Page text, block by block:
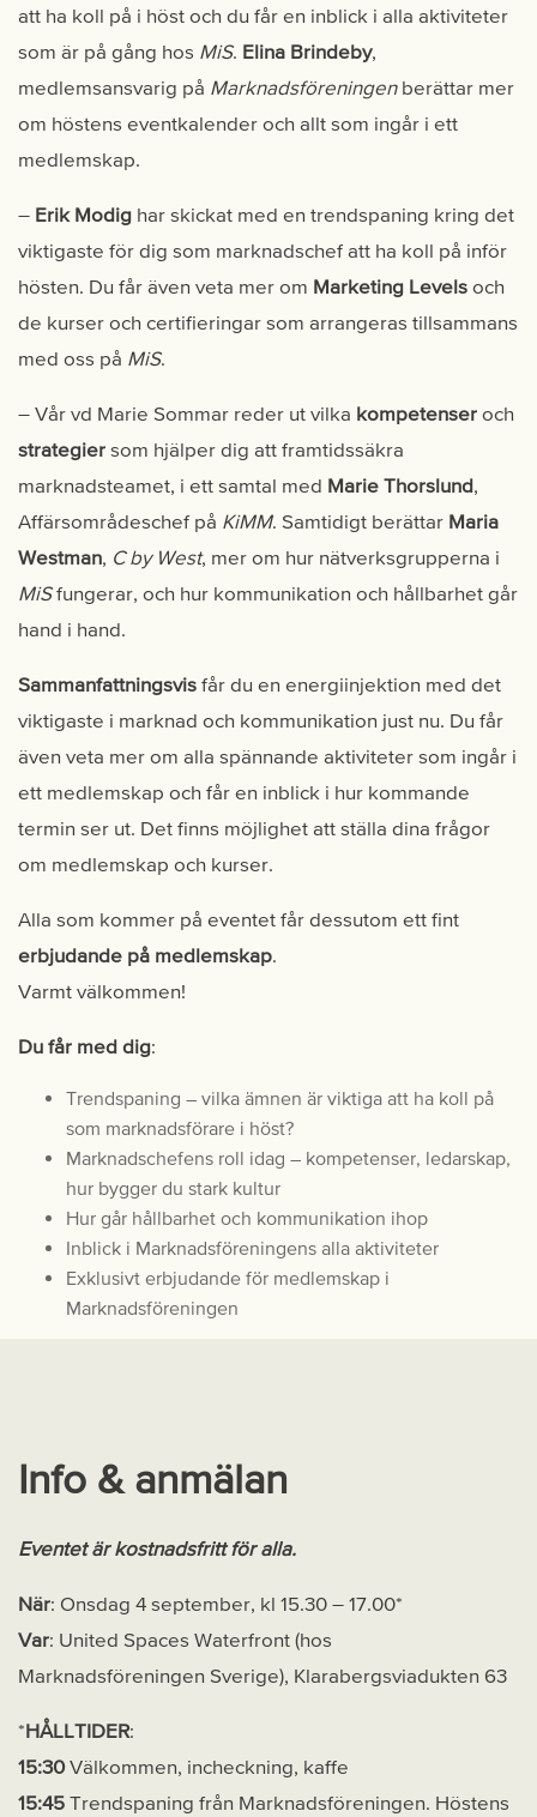
att ha koll på i höst och du får en inblick i alla aktiviteter
som är på gång hos MiS. Elina Brindeby,
medlemsansvarig på Marknadsföreningenberättar mer
om höstens eventkalender och allt som ingår i ett
medlemskap.
– Erik Modig har skickat med en trendspaning kring det
viktigaste för dig som marknadschef att ha koll på inför
hösten. Du får även veta mer om Marketing Levels och
de kurser och certifieringar som arrangeras tillsammans
med oss på MiS.
– Vår vd Marie Sommar reder ut vilka kompetenser och
strategier som hjälper dig att framtidssäkra
marknadsteamet, i ett samtal med Marie Thorslund,
Affärsområdeschef på KiMM. Samtidigt berättar Maria
Westman, C by West, mer om hur nätverksgrupperna i
MiSfungerar, och hur kommunikation och hållbarhet går
hand i hand.
Sammanfattningsvis får du en energiinjektion med det
viktigaste i marknad och kommunikation just nu. Du får
även veta mer om alla spännande aktiviteter som ingår i
ett medlemskap och får en inblick i hur kommande
termin ser ut. Det finns möjlighet att ställa dina frågor
om medlemskap och kurser.
Alla som kommer på eventet får dessutom ett fint
erbjudande på medlemskap.
Varmt välkommen!
Du får med dig:
Trendspaning – vilka ämnen är viktiga att ha koll på
som marknadsförare i höst?
Marknadschefens roll idag – kompetenser, ledarskap,
hur bygger du stark kultur
Hur går hållbarhet och kommunikation ihop
Inblick i Marknadsföreningens alla aktiviteter
Exklusivt erbjudande för medlemskap i
Marknadsföreningen
Info & anmälan
Eventet är kostnadsfritt för alla.
När: Onsdag 4 september, kl 15.30 – 17.00*
Var: United Spaces Waterfront (hos
Marknadsföreningen Sverige), Klarabergsviadukten 63
*HÅLLTIDER:
15:30Välkommen, incheckning, kaffe
15:45 Trendspaning från Marknadsföreningen. Höstens